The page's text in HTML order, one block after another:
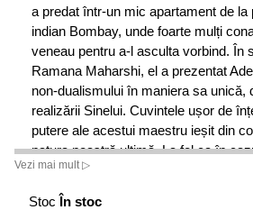
a predat într-un mic apartament de la
indian Bombay, unde foarte mulți
veneau pentru a-l asculta vorbind. În
Ramana Maharshi, el a prezentat
non-dualismului în maniera sa unică,
realizării Sinelui. Cuvintele ușor de
putere ale acestui maestru ieșit din
natura noastră ultimă. La fel ca în
vechime, stilul lui Nisargadatta este
extrem de profund, revelând esența
nu este absolut esențial. Remediul
Vezi mai mult ▷
Stoc În stoc